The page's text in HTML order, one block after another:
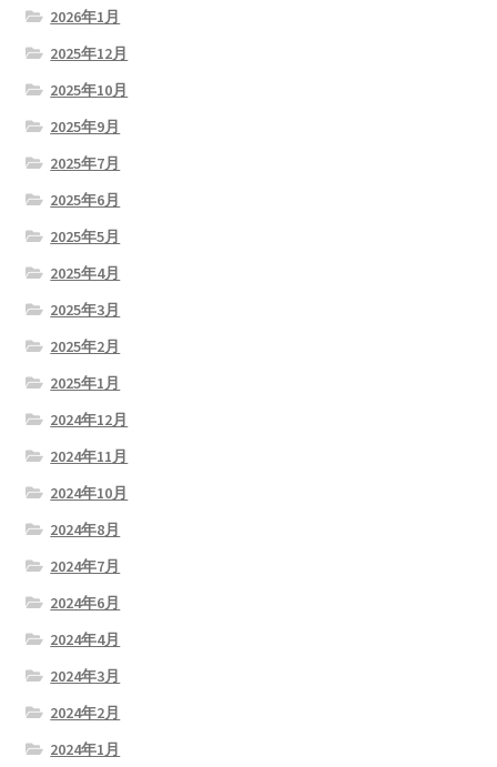
2026年1月
2025年12月
2025年10月
2025年9月
2025年7月
2025年6月
2025年5月
2025年4月
2025年3月
2025年2月
2025年1月
2024年12月
2024年11月
2024年10月
2024年8月
2024年7月
2024年6月
2024年4月
2024年3月
2024年2月
2024年1月